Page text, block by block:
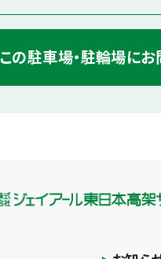
この駐車場・駐輪場に